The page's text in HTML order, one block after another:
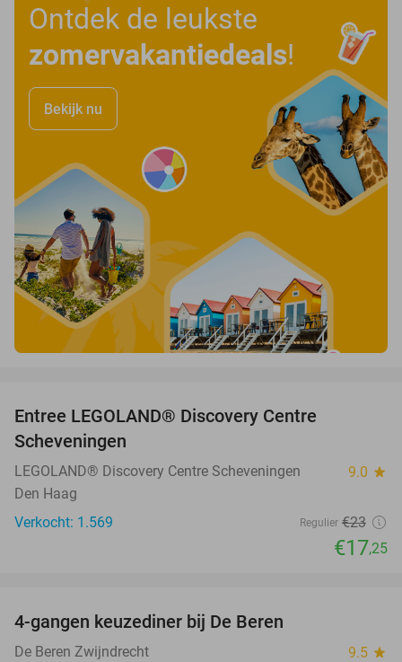
Ontdek de leukste
zomervakantiedeals!
Bekijk nu
Entree LEGOLAND® Discovery Centre
Scheveningen
LEGOLAND® Discovery Centre Scheveningen 9.0 star
Den Haag
Verkocht: 1.569
Regulier €23
€17,25
4-gangen keuzediner bij De Beren
De Beren Zwijndrecht 9.5 star